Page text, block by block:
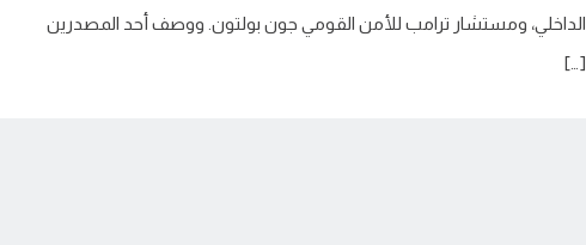
الداخلي، ومستشار ترامب للأمن القومي جون بولتون. ووصف أحد المصدرين
[…]